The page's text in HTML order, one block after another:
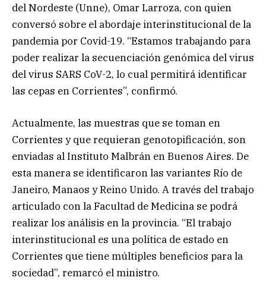
del Nordeste (Unne), Omar Larroza, con quien
conversó sobre el abordaje interinstitucional de la
pandemia por Covid-19. “Estamos trabajando para
poder realizar la secuenciación genómica del virus
del virus SARS CoV-2, lo cual permitirá identificar
las cepas en Corrientes”, confirmó.
Actualmente, las muestras que se toman en
Corrientes y que requieran genotopificación, son
enviadas al Instituto Malbrán en Buenos Aires. De
esta manera se identificaron las variantes Río de
Janeiro, Manaos y Reino Unido. A través del trabajo
articulado con la Facultad de Medicina se podrá
realizar los análisis en la provincia. “El trabajo
interinstitucional es una política de estado en
Corrientes que tiene múltiples beneficios para la
sociedad”, remarcó el ministro.